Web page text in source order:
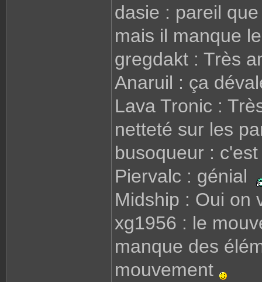
dasie : pareil
mais il manque
gregdakt : Très
Anaruil : ça
Lava Tronic :
netteté sur les
busoqueur :
Piervalc : génial
Midship : Oui on
xg1956 : le
manque des
mouvement